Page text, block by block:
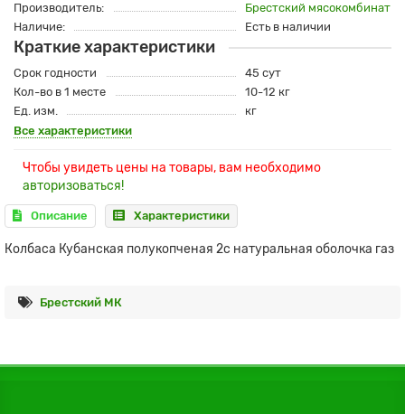
Производитель:
Брестский мясокомбинат
Наличие:
Есть в наличии
Краткие характеристики
Срок годности
45 сут
Кол-во в 1 месте
10-12 кг
Ед. изм.
кг
Все характеристики
Чтобы увидеть цены на товары, вам необходимо
авторизоваться!
Описание Характеристики
Колбаса Кубанская полукопченая 2с натуральная оболочка газ
Брестский МК